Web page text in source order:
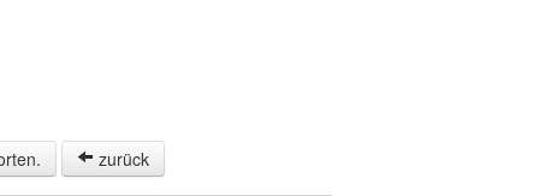
zurück